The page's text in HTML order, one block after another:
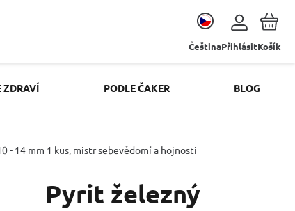
ČeštinaPřihlásitKošík
ZDRAVÍ PODLE ČAKER BLOG
- 14 mm 1 kus, mistr sebevědomí a hojnosti
Pyrit železný